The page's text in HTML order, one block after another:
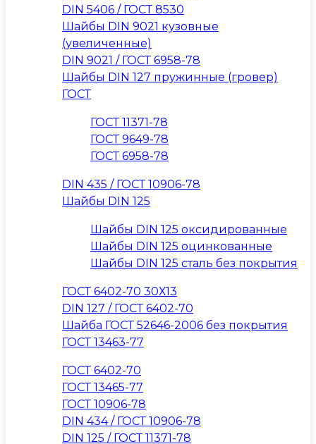
DIN 5406 / ГОСТ 8530
Шайбы DIN 9021 кузовные
(увеличенные)
DIN 9021 / ГОСТ 6958-78
Шайбы DIN 127 пружинные (гровер)
ГОСТ
ГОСТ 11371-78
ГОСТ 9649-78
ГОСТ 6958-78
DIN 435 / ГОСТ 10906-78
Шайбы DIN 125
Шайбы DIN 125 оксидированные
Шайбы DIN 125 оцинкованные
Шайбы DIN 125 сталь без покрытия
ГОСТ 6402-70 30Х13
DIN 127 / ГОСТ 6402-70
Шайба ГОСТ 52646-2006 без покрытия
ГОСТ 13463-77
ГОСТ 6402-70
ГОСТ 13465-77
ГОСТ 10906-78
DIN 434 / ГОСТ 10906-78
DIN 125 / ГОСТ 11371-78